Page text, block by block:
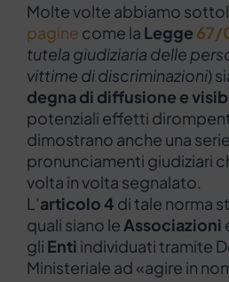
Molte volte abbiamo
pagine come la Legge 67/
tutela giudiziaria delle
vittime di discriminazioni)
degna di diffusione e
potenziali effetti
dimostrano anche una
pronunciamenti giudiziari
volta in volta segnalato.
L’articolo 4 di tale norma
quali siano le Associazioni
gli Enti individuati tramite
Ministeriale ad «agire in